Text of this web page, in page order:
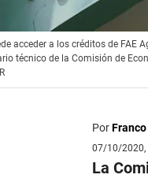
acceder a los créditos de FAE
técnico de la Comisión de
Por
07/10/2020,
La